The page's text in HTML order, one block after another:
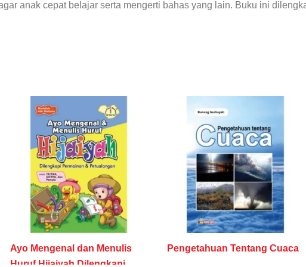
anak cepat belajar serta mengerti bahas yang lain. Buku ini
Ayo Mengenal dan Menulis
Huruf Hijaiyah Dilengkapi
Pengetahuan Tentang Cuaca